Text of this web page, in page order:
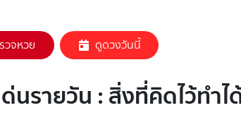
วจหวย ดูดวงวันนี้
นรายวัน : สิ่งที่คิดไว้ทำไ